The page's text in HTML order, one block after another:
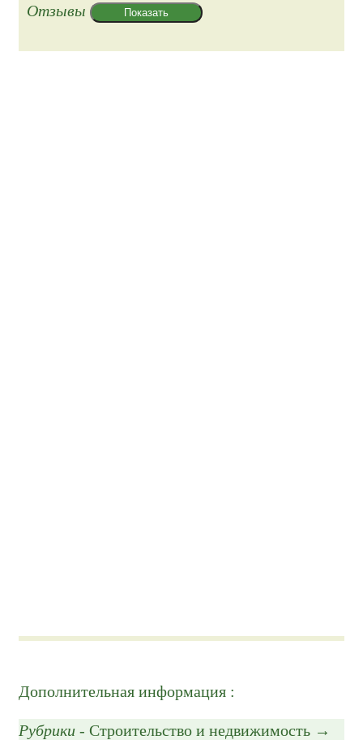
Отзывы Показать
Дополнительная информация :
Рубрики - Строительство и недвижимость →